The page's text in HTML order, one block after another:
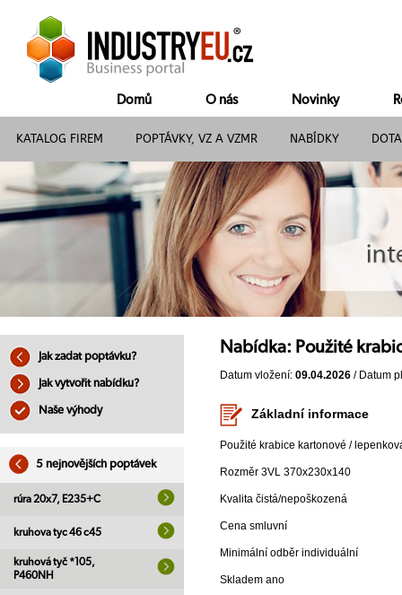
Domů O nás Novinky
KATALOG FIREM POPTÁVKY, VZ A VZMR NABÍDKY
Jak zadat poptávku?
Jak vytvořit nabídku?
Naše výhody
5 nejnovějších poptávek
rúra 20x7, E235+C
kruhova tyc 46 c45
kruhová tyč *105,
P460NH
Nabídka: Použité
Datum vložení: 09.04.2026 / Datum
Základní informace
Použité krabice kartonové /
Rozměr 3VL 370x230x140
Kvalita čistá/nepoškozená
Cena smluvní
Minimální odběr individuální
Skladem ano